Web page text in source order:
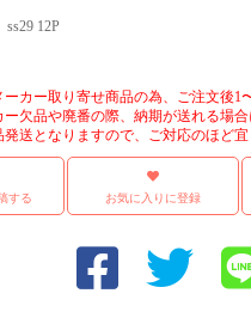
ss29 12P
カー取り寄せ商品の為、ご注文後1
ー欠品や廃番の際、納期が送れる場
送となりますので、ご対応のほど宜
する お気に入りに登録